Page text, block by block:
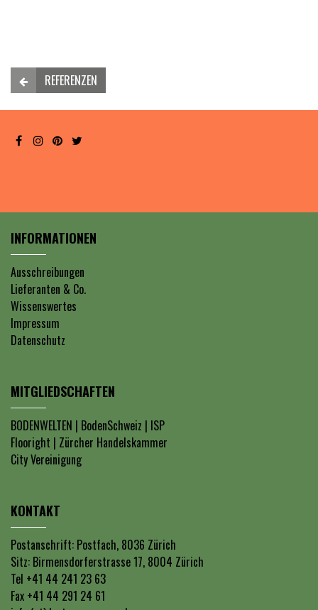
REFERENZEN
INFORMATIONEN
Ausschreibungen
Lieferanten & Co.
Wissenswertes
Impressum
Datenschutz
MITGLIEDSCHAFTEN
BODENWELTEN | BodenSchweiz | ISP
Flooright | Zürcher Handelskammer
City Vereinigung
KONTAKT
Postanschrift: Postfach, 8036 Zürich
Sitz: Birmensdorferstrasse 17, 8004 Zürich
Tel +41 44 241 23 63
Fax +41 44 291 24 61